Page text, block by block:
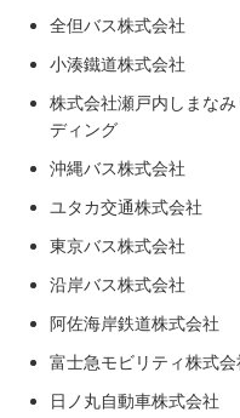
全但バス株式会社
小湊鐵道株式会社
株式会社瀬戸内しまなみ
ディング
沖縄バス株式会社
ユタカ交通株式会社
東京バス株式会社
沿岸バス株式会社
阿佐海岸鉄道株式会社
富士急モビリティ株式会
日ノ丸自動車株式会社